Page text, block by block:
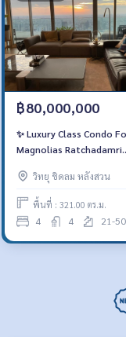
฿80,000,000
✨ Luxury Class Condo
Magnolias Ratchadamri
วิทยุ ชิดลม หลังสวน
พื้นที่ : 321.00 ตร.ม.
4 4 21-50